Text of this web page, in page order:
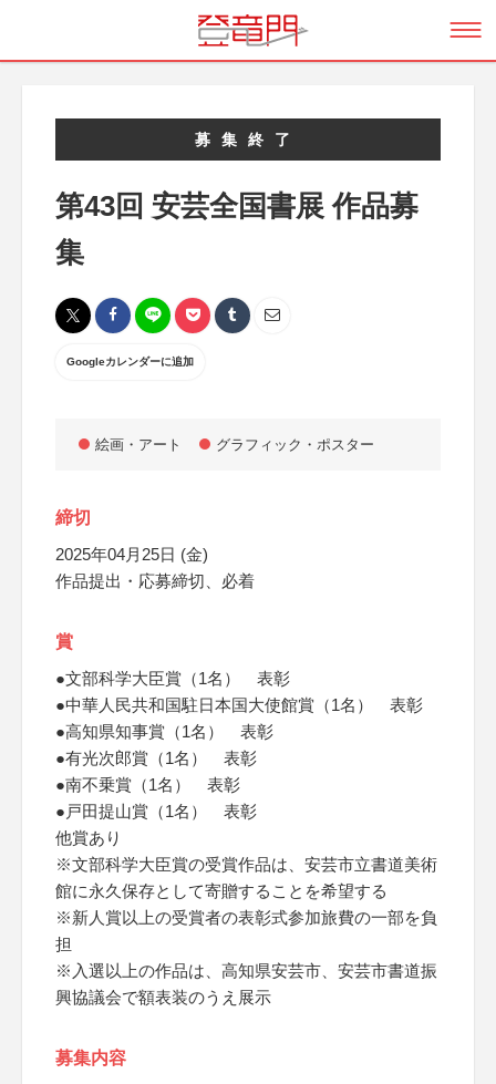
募集終了
第43回 安芸全国書展 作品募
集
Googleカレンダーに追加
絵画・アート グラフィック・ポスター
締切
2025年04月25日 (金)
作品提出・応募締切、必着
賞
●文部科学大臣賞（1名） 表彰
●中華人民共和国駐日本国大使館賞（1名） 表彰
●高知県知事賞（1名） 表彰
●有光次郎賞（1名） 表彰
●南不乗賞（1名） 表彰
●戸田提山賞（1名） 表彰
他賞あり
※文部科学大臣賞の受賞作品は、安芸市立書道美術
館に永久保存として寄贈することを希望する
※新人賞以上の受賞者の表彰式参加旅費の一部を負
担
※入選以上の作品は、高知県安芸市、安芸市書道振
興協議会で額表装のうえ展示
募集内容